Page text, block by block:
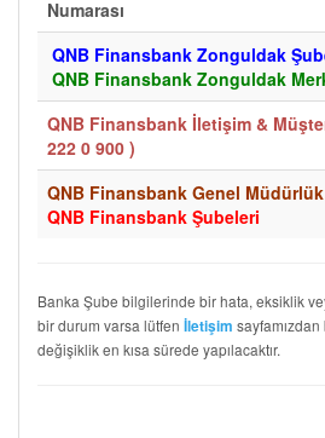
Numarası
QNB Finansbank Zonguldak
QNB Finansbank Zonguldak
QNB Finansbank İletişim &
222 0 900 )
QNB Finansbank Genel
QNB Finansbank Şubeleri
Banka Şube bilgilerinde bir hata, eksiklik
bir durum varsa lütfen İletişim
değişiklik en kısa sürede yapılacaktır.